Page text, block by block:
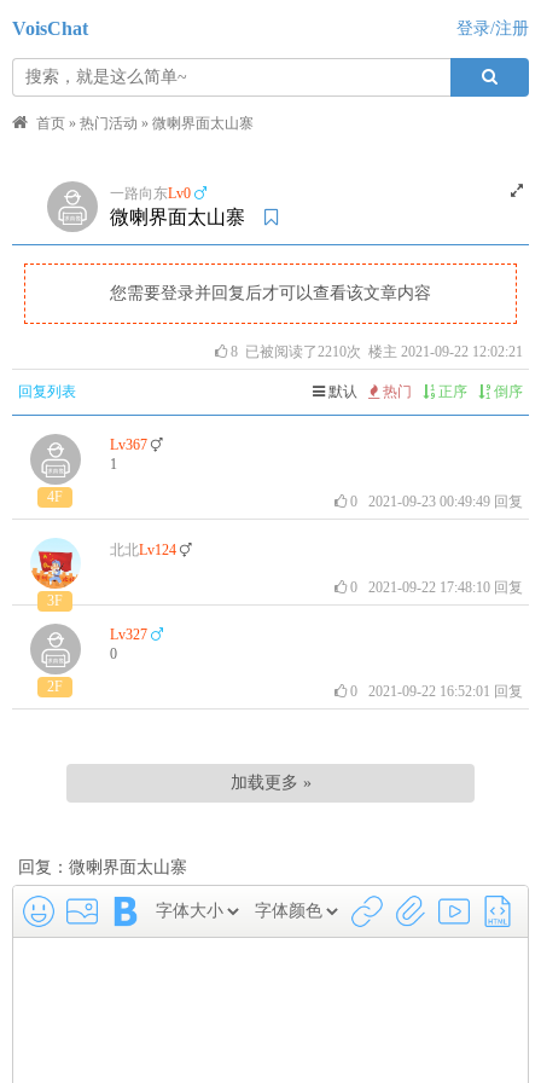
VoisChat 登录/注册
首页 » 热门活动 » 微喇界面太山寨
一路向东Lv0
微喇界面太山寨
您需要登录并回复后才可以查看该文章内容
8 已被阅读了2210次 楼主 2021-09-22 12:02:21
回复列表 默认 热门 正序 倒序
4F
Lv367
1
02021-09-23 00:49:49 回复
3F
北北Lv124
02021-09-22 17:48:10 回复
2F
Lv327
0
02021-09-22 16:52:01 回复
加载更多 »
回复：微喇界面太山寨